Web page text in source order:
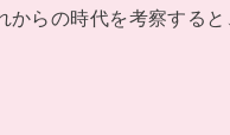
らの時代を考察する